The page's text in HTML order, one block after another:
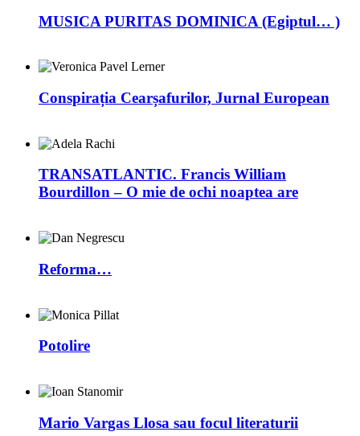
MUSICA PURITAS DOMINICA (Egiptul… )
Conspirația Cearșafurilor, Jurnal European
TRANSATLANTIC. Francis William
Bourdillon – O mie de ochi noaptea are
Reforma…
Potolire
Mario Vargas Llosa sau focul literaturii